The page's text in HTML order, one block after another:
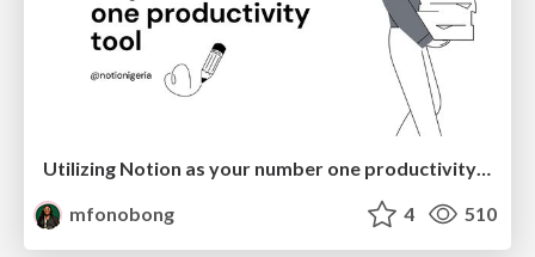
mfonobong
4 510